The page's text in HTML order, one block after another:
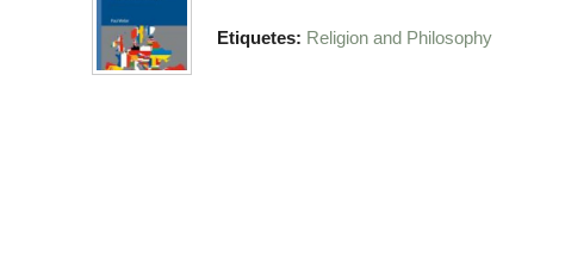
Etiquetes: Religion and Philosophy